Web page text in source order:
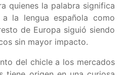
quienes la palabra significa
la lengua española como
de Europa siguió siendo
sin mayor impacto.
del chicle a los mercados